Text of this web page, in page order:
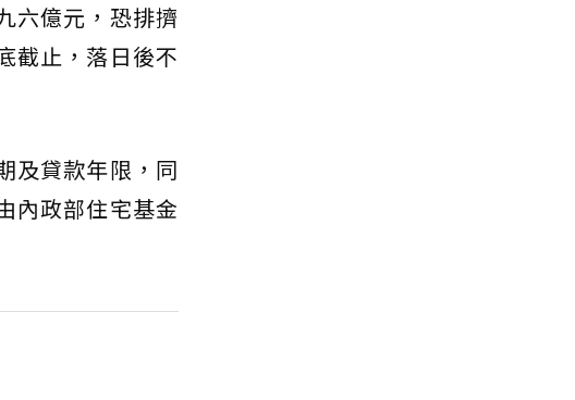
六億元，恐排擠
截止，落日後不
及貸款年限，同
內政部住宅基金